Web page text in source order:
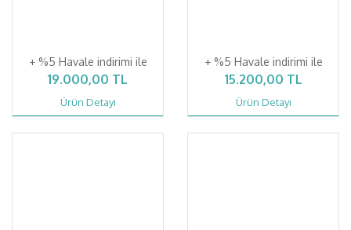
+ %5 Havale indirimi ile
19.000,00 TL
Ürün Detayı
+ %5 Havale indirimi ile
15.200,00 TL
Ürün Detayı